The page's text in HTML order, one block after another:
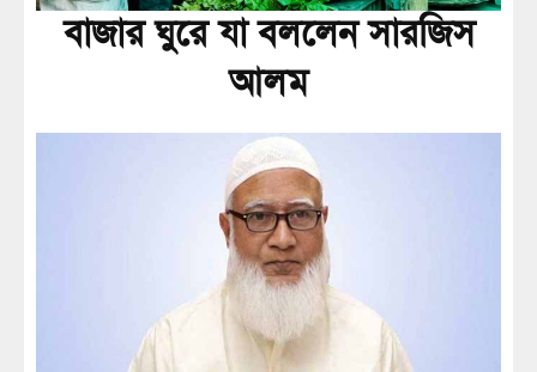
বাজার ঘুরে যা বললেন সারজিস
আলম